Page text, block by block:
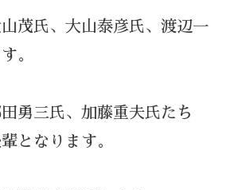
茂氏、大山泰彦氏、渡辺一
。
勇三氏、加藤重夫氏たち
となります。